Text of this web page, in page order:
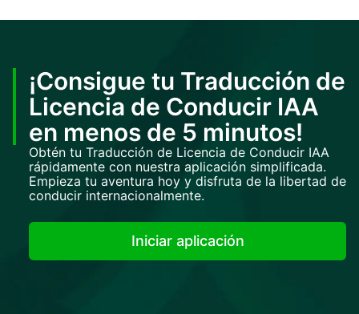
¡Consigue tu Traducción de
Licencia de Conducir IAA
en menos de 5 minutos!
Obtén tu Traducción de Licencia de Conducir IAA
rápidamente con nuestra aplicación simplificada.
Empieza tu aventura hoy y disfruta de la libertad de
conducir internacionalmente.
Iniciar aplicación